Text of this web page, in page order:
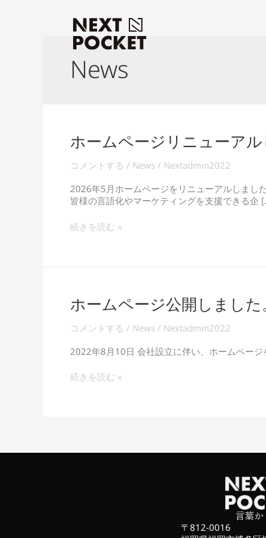
News
ホームページリニューアル
コメントする / News / Nextadmin2022
2026年5月ホームページをリニューアルしまし
皆様の言語化やマーケティングを支援できる企
ホ
ー
ム
ペ
ー
ジ
リ
ニ
ュ
ル
し
続きを読む »
ホームページ公開しました
コメントする / News / Nextadmin2022
2022年8月10日 会社設立に伴い、ホームページ
ホ
ー
ム
ペ
ー
公
開
続きを読む »
言葉
〒812-0016